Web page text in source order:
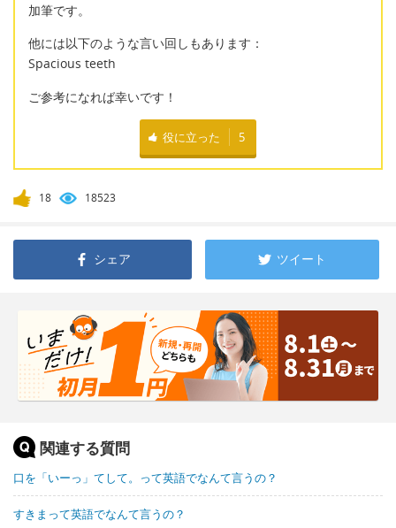
加筆です。
他には以下のような言い回しもあります：
Spacious teeth
ご参考になれば幸いです！
役に立った 5
18 18523
シェア ツイート
関連する質問
口を「いーっ」てして。って英語でなんて言うの？
すきまって英語でなんて言うの？